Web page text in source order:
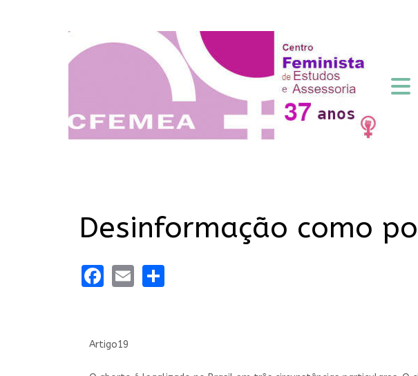
Desinformação como
Facebook
Email
Artigo19